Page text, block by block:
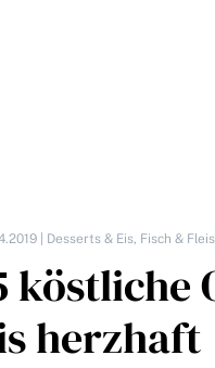
| Desserts & Eis, Fisch &
köstliche
herzhaft